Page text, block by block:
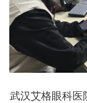
武汉艾格眼科